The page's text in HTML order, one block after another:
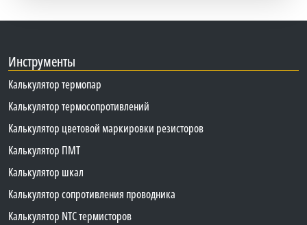
Инструменты
Калькулятор термопар
Калькулятор термосопротивлений
Калькулятор цветовой маркировки резисторов
Калькулятор ПМТ
Калькулятор шкал
Калькулятор сопротивления проводника
Калькулятор NTC термисторов